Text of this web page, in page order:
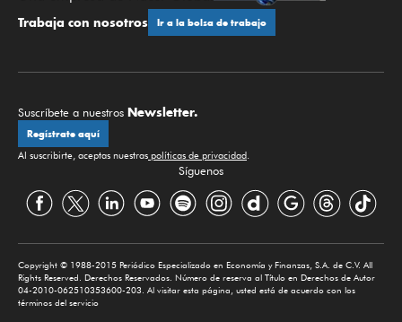
Trabaja con nosotros Ir a la bolsa de trabajo
Suscríbete a nuestros Newsletter.
Regístrate aquí
Al suscribirte, aceptas nuestras políticas de privacidad.
Síguenos
Copyright © 1988-2015 Periódico Especializado en Economía y Finanzas, S.A. de C.V. All
Rights Reserved. Derechos Reservados. Número de reserva al Título en Derechos de Autor
04-2010-062510353600-203. Al visitar esta página, usted está de acuerdo con los
términos del servicio